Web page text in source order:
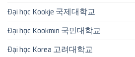
Đại học Kookje 국제대학교
Đại học Kookmin 국민대학교
Đại học Korea 고려대학교